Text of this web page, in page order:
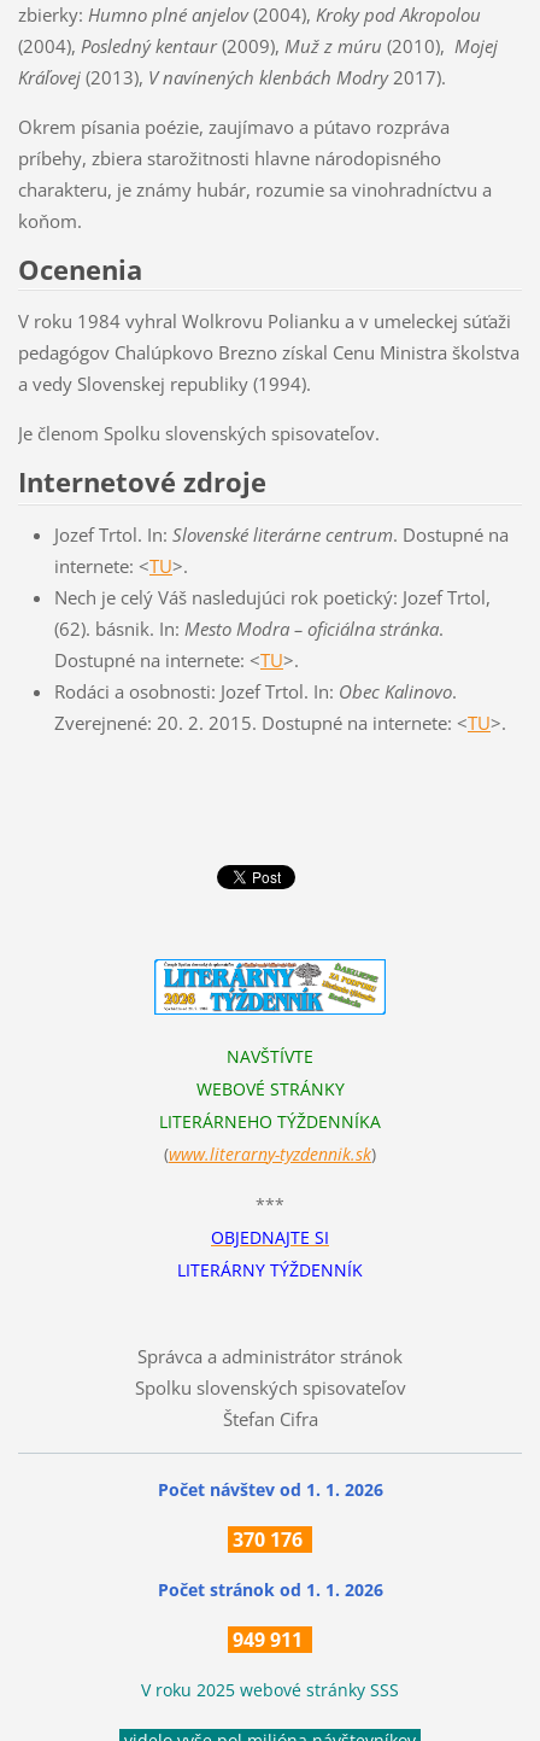
zbierky: Humno plné anjelov(2004), Kroky pod Akropolou
(2004), Posledný kentaur(2009), Muž z múru (2010), Mojej
Kráľovej(2013), V navínených klenbách Modry2017).
Okrem písania poézie, zaujímavo a pútavo rozpráva
príbehy, zbiera starožitnosti hlavne národopisného
charakteru, je známy hubár, rozumie sa vinohradníctvu a
koňom.
Ocenenia
V roku 1984 vyhral Wolkrovu Polianku a v umeleckej súťaži
pedagógov Chalúpkovo Brezno získal Cenu Ministra školstva
a vedy Slovenskej republiky (1994).
Je členom Spolku slovenských spisovateľov.
Internetové zdroje
Jozef Trtol. In: Slovenské literárne centrum. Dostupné na
internete: <TU>.
Nech je celý Váš nasledujúci rok poetický: Jozef Trtol,
(62). básnik. In: Mesto Modra – oficiálna stránka.
Dostupné na internete: <TU>.
Rodáci a osobnosti: Jozef Trtol. In: Obec Kalinovo.
Zverejnené: 20. 2. 2015. Dostupné na internete: <TU>.
NAVŠTÍVTE
WEBOVÉ STRÁNKY
LITERÁRNEHO TÝŽDENNÍKA
(www.literarny-tyzdennik.sk)
***
OBJEDNAJTE SI
LITERÁRNY TÝŽDENNÍK
Správca a administrátor stránok
Spolku slovenských spisovateľov
Štefan Cifra
Počet návštev od 1. 1. 2026
370 176
Počet stránok od 1. 1. 2026
949 911
V roku 2025 webové stránky SSS